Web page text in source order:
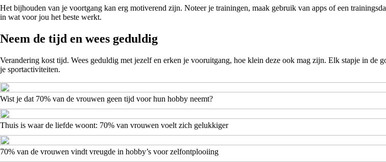
Het bijhouden van je voortgang kan erg motiverend zijn. Noteer je trainingen, maak gebruik van apps of een
in wat voor jou het beste werkt.
Neem de tijd en wees geduldig
Verandering kost tijd. Wees geduldig met jezelf en erken je vooruitgang, hoe klein deze ook mag zijn. Elk stapje in de
je sportactiviteiten.
Wist je dat 70% van de vrouwen geen tijd voor hun hobby neemt?
Thuis is waar de liefde woont: 70% van vrouwen voelt zich gelukkiger
70% van de vrouwen vindt vreugde in hobby’s voor zelfontplooiing